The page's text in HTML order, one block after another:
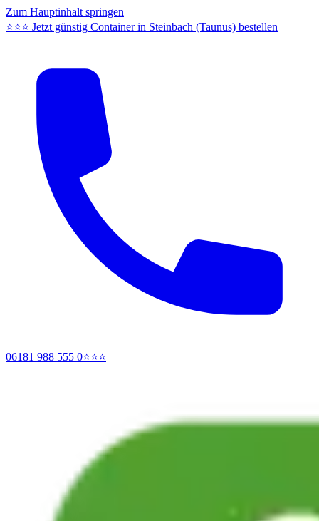
Zum Hauptinhalt springen
⭐⭐⭐ Jetzt günstig Container in Steinbach (Taunus) bestellen
06181 988 555 0⭐⭐⭐